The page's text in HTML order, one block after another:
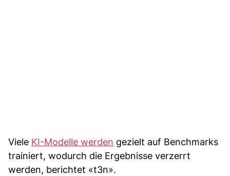
Viele KI-Modelle werden gezielt auf Benchmarks
trainiert, wodurch die Ergebnisse verzerrt
werden, berichtet «t3n».